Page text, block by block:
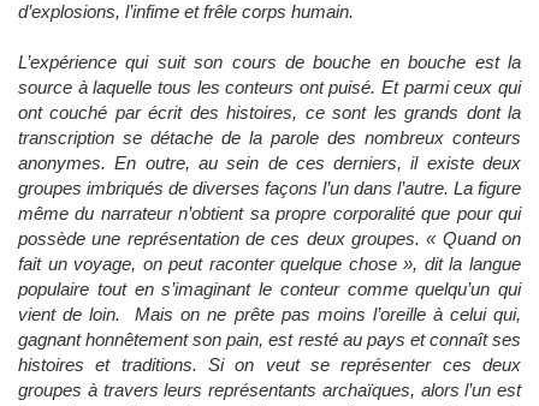
d’explosions, l’infime et frêle corps humain.
L’expérience qui suit son cours de bouche en bouche est la
source à laquelle tous les conteurs ont puisé. Et parmi ceux qui
ont couché par écrit des histoires, ce sont les grands dont la
transcription se détache de la parole des nombreux conteurs
anonymes. En outre, au sein de ces derniers, il existe deux
groupes imbriqués de diverses façons l’un dans l’autre. La figure
même du narrateur n’obtient sa propre corporalité que pour qui
possède une représentation de ces deux groupes. « Quand on
fait un voyage, on peut raconter quelque chose », dit la langue
populaire tout en s’imaginant le conteur comme quelqu’un qui
vient de loin. Mais on ne prête pas moins l’oreille à celui qui,
gagnant honnêtement son pain, est resté au pays et connaît ses
histoires et traditions. Si on veut se représenter ces deux
groupes à travers leurs représentants archaïques, alors l’un est